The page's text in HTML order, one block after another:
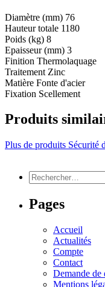
Diamètre (mm) 76
Hauteur totale 1180
Poids (kg) 8
Epaisseur (mm) 3
Finition Thermolaquage
Traitement Zinc
Matière Fonte d'acier
Fixation Scellement
Produits
Plus de produits Sécurité
Rechercher :
Pages
Accueil
Actualités
Compte
Contact
Demande de
Mentions